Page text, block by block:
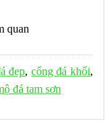
quan
đẹp, cổng đá khối,
đá tam sơn